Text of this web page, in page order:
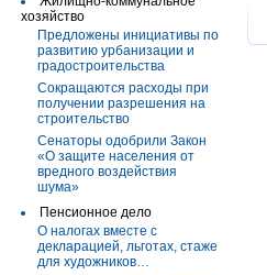
хозяйство
Предложены инициативы по
развитию урбанизации и
градостроительства
Сокращаются расходы при
получении разрешения на
строительство
Сенаторы одобрили Закон
«О защите населения от
вредного воздействия
шума»
Пенсионное дело
О налогах вместе с
декларацией, льготах, стаже
для художников…